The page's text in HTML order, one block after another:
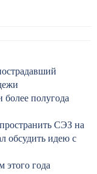
более полугода
СЭЗ на
обсудить идею с
этого года